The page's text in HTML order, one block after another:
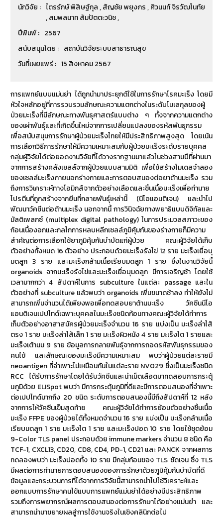
นักวิจัย : ไตรรักษ์ พิสิษฐ์กุล , สัญชัย พยุงภร , ศิวนนท์ จิรวัฒโนทัย
, สมพลนาท สัมปัตตะวนิช ,
ปีพิมพ์ : 2567
สนับสนุนโดย : สถาบันวิจัยระบบสาธารณสุข
วันที่เผยแพร่ : 15 สิงหาคม 2567
การแพทย์แบบแม่นยำ ได้ถูกนำมาประยุกต์ใช้ในการรักษาโรคมะเร็ง โดยมี
หัวใจหลักอยู่ที่การรวบรวมลักษณะความแตกต่างในระดับโมเลกุลของผู้
ป่วยมะเร็งที่มีลักษณะทางพันธุศาสตร์แบบต่าง ๆ ทั้งจากความแตกต่าง
ของเผ่าพันธุ์และที่เกิดขึ้นใหม่จากการเปลี่ยนแปลงของรหัสพันธุกรรม
เพื่อสนับสนุนการรักษาผู้ป่วยมะเร็งไทยให้มีประสิทธิภาพสูงสุด โดยเน้น
การเลือกวิธีการรักษาให้มีความเหมาะสมกับผู้ป่วยมะเร็งระดับรายบุคคล
กลุ่มผู้วิจัยได้ต่อยอดงานวิจัยที่ได้วางรากฐานมาแล้วในช่วงสามปีที่ผ่านมา
จากการสร้างคลังเซลล์จากผู้ป่วยแบบสามมิติ เพื่อใช้สร้างโมเดลจำลอง
ของเซลล์มะเร็งภายนอกร่างกายและการตอบสนองต่อยาต้านมะเร็ง รวม
ถึงการวิเคราะห์ทางโอมิกส์จากตัวอย่างเลือดและชิ้นเนื้อมะเร็งเพื่อทำนาย
โปรตีนที่ถูกสร้างจากยีนที่กลายพันธุ์เหล่านี้ (นีโอแอนติเจน) และนำไป
พัฒนาวัคซีนต่อต้านมะเร็ง นอกจากนี้ การวินิจฉัยทางพยาธิแบบดิจิทัลและ
มัลติเพลกซ์ (multiplex digital pathology) ในการประมวลสภาวะของ
ก้อนเนื้องอกและกลไกการหลบหลีกเซลล์ภูมิคุ้มกันของร่างกายก็มีความ
สำคัญต่อการเลือกใช้ยาภูมิคุ้มกันบำบัดแก่ผู้ป่วย คณะผู้วิจัยได้เก็บ
ตัวอย่างทั้งหมด 16 ตัวอย่าง ประกอบด้วยมะเร็งรังไข่ 12 ราย มะเร็งเยื่อบุ
มดลูก 3 ราย และมะเร็งกล้ามเนื้อเรียบมดลูก 1 ราย ซึ่งในงานวิจัยนี้
organoids จากมะเร็งรังไข่และมะเร็งเยื่อบุมดลูก มีการเจริญช้า โดยใช้
เวลามากกว่า 4 สัปดาห์ในการ subculture ในแต่ละ passage และใน
ตัวอย่างที่ subculture แล้วพบว่า organoids เพิ่มขนาดช้าลง ทำให้ยังไม่
สามารถเพิ่มจำนวนได้เพียงพอเพื่อทดสอบยาต้านมะเร็ง วัคซีนนีโอ
แอนติเจนเปปไทด์เฉพาะบุคคลในมะเร็งชนิดก้อนทางคณะผู้วิจัยได้ทำการ
เก็บตัวอย่างอาสาสมัครผู้ป่วยมะเร็งจำนวน 16 ราย แบ่งเป็น มะเร็งลำไส้
ตรง 1 ราย มะเร็งลำไส้เล็ก 1 ราย มะเร็งผิวหนัง 4 ราย มะเร็งไต 1 รายและ
มะเร็งเต้านม 9 ราย ข้อมูลการกลายพันธุ์จากการถอดรหัสพันธุกรรมของ
คนไข้ และลักษณะของมะเร็งมีความเหมาะสม พบว่าผู้ป่วยแต่ละรายมี
neoantigen ที่จำเพาะไม่เหมือนกันในแต่ละราย NV029 ซึ่งเป็นมะเร็งชนิด
RCC ได้รับการรักษาโดยได้รับวัคซีนและนำเม็ดเลือดมาทดสอบการกระตุ้
นภูมิด้วย ELISpot พบว่า มีการกระตุ้นภูมิที่ดีและมีการตอบสนองที่จำเพาะ
ต่อเปปไทด์มากถึง 20 ชนิด ระดับการตอบสนองนี้มีถึงสัปดาห์ที่ 12 หลัง
จากการให้วัคซีนเข็มสุดท้าย คณะผู้วิจัยได้ทำการย้อมตัวอย่างชิ้นเนื้อ
มะเร็ง FFPE ของผู้ป่วยได้ทั้งหมดจำนวน 16 ราย แบ่งเป็น มะเร็งกล้ามเนื้อ
เรียบมดลูก 1 ราย มะเร็งไต 1 ราย และมะเร็งปอด 10 ราย โดยใช้ชุดย้อม
9-Color TLS panel ประกอบด้วย immune markers จำนวน 8 ชนิด คือ
TCF-1, CXCL13, CD20, CD8, CD4, PD-1, CD21 และ PANCK จากผลการ
ทดลองพบว่า มะเร็งปอดทั้ง 10 ราย มีกลุ่มก้อนของ TLS ชัดเจน ซึ่ง TLS
มีผลต่อการทำนายการตอบสนองของการรักษาด้วยภูมิคุ้มกันบำบัดที่ดี
ข้อมูลและกระบวนการที่ได้จากการวิจัยนี้สามารถนำไปใช้วิเคราะห์และ
ออกแบบการรักษาคนไข้แบบการแพทย์แม่นยำได้อย่างมีประสิทธิภาพ
รวมถึงการพยากรณ์ผลการตอบสนองต่อการรักษาได้อย่างแม่นยำ และ
สามารถนำมาขยายผลสู่การใช้งานจริงในเชิงคลินิกต่อไป